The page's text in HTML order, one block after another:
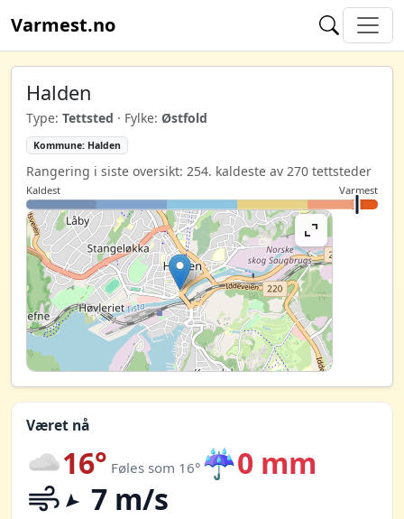
Varmest.no
Halden
Type: Tettsted · Fylke: Østfold
Kommune: Halden
Rangering i siste oversikt: 254. kaldeste av 270 tettsteder
Kaldest Varmest
Været nå
16° Føles som 16° ☔0 mm
7 m/s